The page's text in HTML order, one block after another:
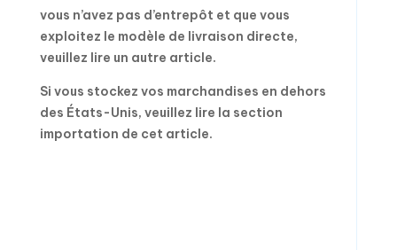
vous n’avez pas d’entrepôt et que vous
exploitez le modèle de livraison directe,
veuillez lire un autre article.
Si vous stockez vos marchandises en dehors
des États-Unis, veuillez lire la section
importation de cet article.